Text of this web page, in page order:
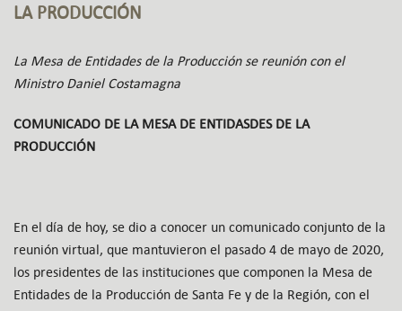
LA PRODUCCIÓN
La Mesa de Entidades de la Producción se reunión con el
Ministro Daniel Costamagna
COMUNICADO DE LA MESA DE ENTIDASDES DE LA
PRODUCCIÓN
En el día de hoy, se dio a conocer un comunicado conjunto de la
reunión virtual, que mantuvieron el pasado 4 de mayo de 2020,
los presidentes de las instituciones que componen la Mesa de
Entidades de la Producción de Santa Fe y de la Región, con el